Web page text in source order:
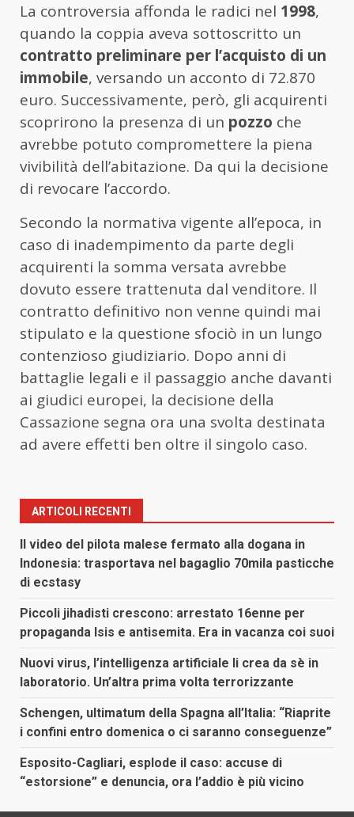
La controversia affonda le radici nel 1998,
quando la coppia aveva sottoscritto un
contratto preliminare per l’acquisto di un
immobile, versando un acconto di 72.870
euro. Successivamente, però, gli acquirenti
scoprirono la presenza di un pozzo che
avrebbe potuto compromettere la piena
vivibilità dell’abitazione. Da qui la decisione
di revocare l’accordo.
Secondo la normativa vigente all’epoca, in
caso di inadempimento da parte degli
acquirenti la somma versata avrebbe
dovuto essere trattenuta dal venditore. Il
contratto definitivo non venne quindi mai
stipulato e la questione sfociò in un lungo
contenzioso giudiziario. Dopo anni di
battaglie legali e il passaggio anche davanti
ai giudici europei, la decisione della
Cassazione segna ora una svolta destinata
ad avere effetti ben oltre il singolo caso.
ARTICOLI RECENTI
Il video del pilota malese fermato alla dogana in
Indonesia: trasportava nel bagaglio 70mila pasticche
di ecstasy
Piccoli jihadisti crescono: arrestato 16enne per
propaganda Isis e antisemita. Era in vacanza coi suoi
Nuovi virus, l’intelligenza artificiale li crea da sè in
laboratorio. Un’altra prima volta terrorizzante
Schengen, ultimatum della Spagna all’Italia: “Riaprite
i confini entro domenica o ci saranno conseguenze”
Esposito-Cagliari, esplode il caso: accuse di
“estorsione” e denuncia, ora l’addio è più vicino